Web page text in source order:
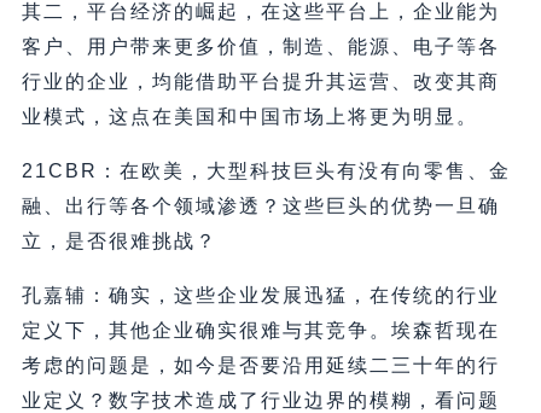
其二，平台经济的崛起，在这些平台上，企业能为
客户、用户带来更多价值，制造、能源、电子等各
行业的企业，均能借助平台提升其运营、改变其商
业模式，这点在美国和中国市场上将更为明显。
21CBR：在欧美，大型科技巨头有没有向零售、金
融、出行等各个领域渗透？这些巨头的优势一旦确
立，是否很难挑战？
孔嘉辅：确实，这些企业发展迅猛，在传统的行业
定义下，其他企业确实很难与其竞争。埃森哲现在
考虑的问题是，如今是否要沿用延续二三十年的行
业定义？数字技术造成了行业边界的模糊，看问题